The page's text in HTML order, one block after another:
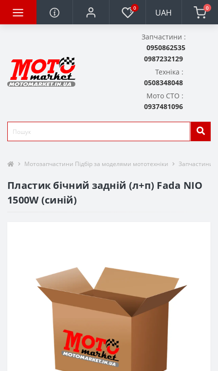
0 UAH 0
Запчастини :
0950862535
0987232129
Техніка :
0508348048
Мото СТО :
0937481096
Мотозапчастини Підбір за моделями мототехніки Запчастини
Пластик бічний задній (л+п) Fada NIO
1500W (синій)